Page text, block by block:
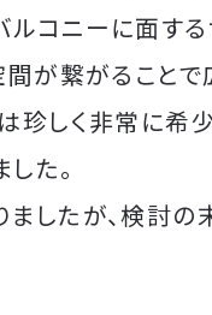
コニーに面する
が繋がることで
珍しく非常に希
た。
したが、検討の